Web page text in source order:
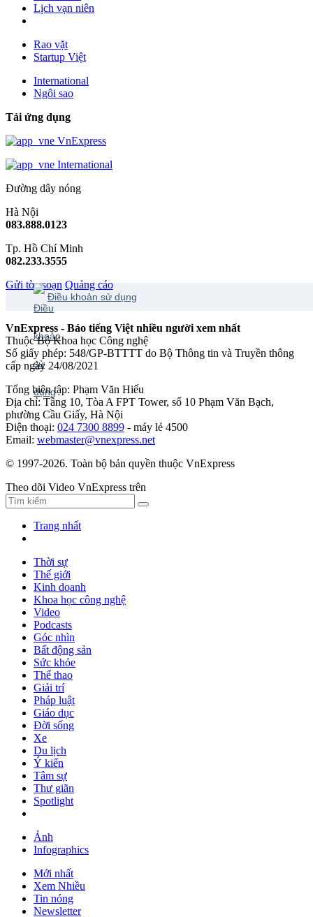
Lịch vạn niên
Rao vặt
Startup Việt
International
Ngôi sao
Tải ứng dụng
VnExpress
International
Đường dây nóng
Hà Nội
083.888.0123
Tp. Hồ Chí Minh
082.233.3555
Gửi tòa soạn Quảng cáo
Điều khoản sử dụng
VnExpress - Báo tiếng Việt nhiều người xem nhất
Thuộc Bộ Khoa học Công nghệ
Số giấy phép: 548/GP-BTTTT do Bộ Thông tin và Truyền thông
cấp ngày 24/08/2021
Tổng biên tập: Phạm Văn Hiếu
Địa chỉ: Tầng 10, Tòa A FPT Tower, số 10 Phạm Văn Bạch,
phường Cầu Giấy, Hà Nội
Điện thoại: 024 7300 8899 - máy lẻ 4500
Email: webmaster@vnexpress.net
© 1997-2026. Toàn bộ bản quyền thuộc VnExpress
Theo dõi Video VnExpress trên
Trang nhất
Thời sự
Thế giới
Kinh doanh
Khoa học công nghệ
Video
Podcasts
Góc nhìn
Bất động sản
Sức khỏe
Thể thao
Giải trí
Pháp luật
Giáo dục
Đời sống
Xe
Du lịch
Ý kiến
Tâm sự
Thư giãn
Spotlight
Ảnh
Infographics
Mới nhất
Xem Nhiều
Tin nóng
Newsletter